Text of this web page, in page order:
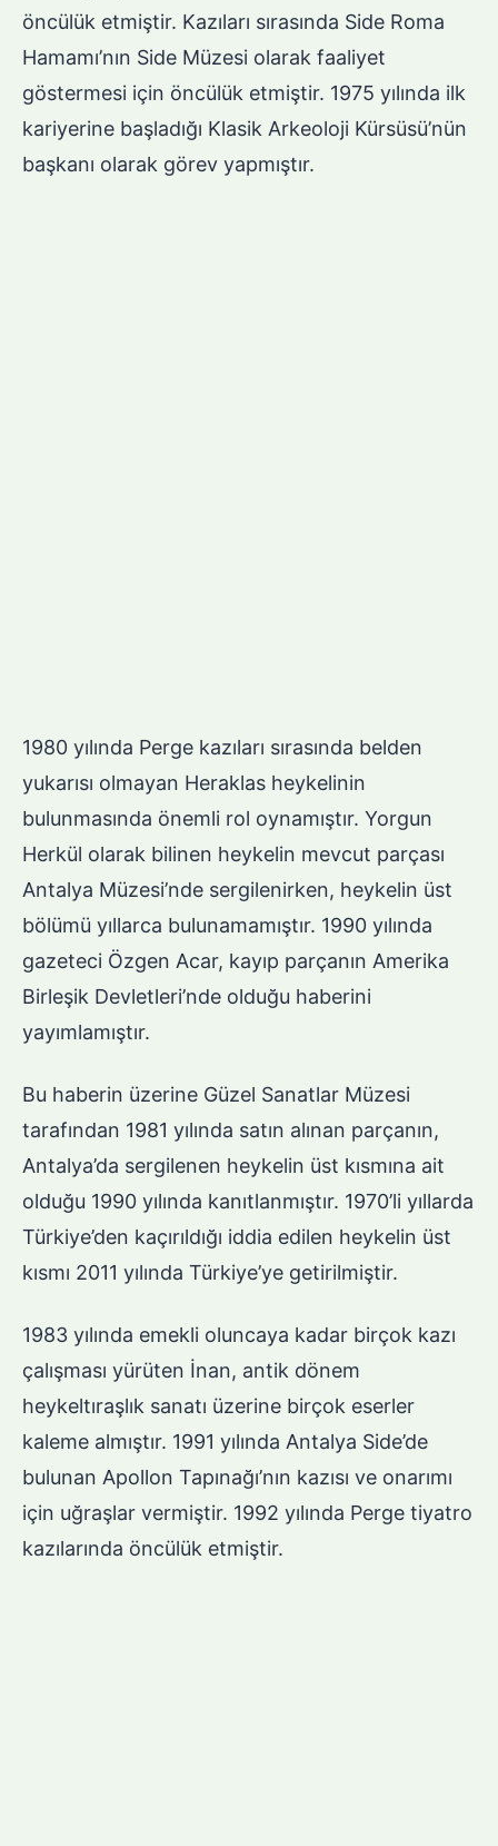
öncülük etmiştir. Kazıları sırasında Side Roma
Hamamı’nın Side Müzesi olarak faaliyet
göstermesi için öncülük etmiştir. 1975 yılında ilk
kariyerine başladığı Klasik Arkeoloji Kürsüsü’nün
başkanı olarak görev yapmıştır.
1980 yılında Perge kazıları sırasında belden
yukarısı olmayan Heraklas heykelinin
bulunmasında önemli rol oynamıştır. Yorgun
Herkül olarak bilinen heykelin mevcut parçası
Antalya Müzesi’nde sergilenirken, heykelin üst
bölümü yıllarca bulunamamıştır. 1990 yılında
gazeteci Özgen Acar, kayıp parçanın Amerika
Birleşik Devletleri’nde olduğu haberini
yayımlamıştır.
Bu haberin üzerine Güzel Sanatlar Müzesi
tarafından 1981 yılında satın alınan parçanın,
Antalya’da sergilenen heykelin üst kısmına ait
olduğu 1990 yılında kanıtlanmıştır. 1970’li yıllarda
Türkiye’den kaçırıldığı iddia edilen heykelin üst
kısmı 2011 yılında Türkiye’ye getirilmiştir.
1983 yılında emekli oluncaya kadar birçok kazı
çalışması yürüten İnan, antik dönem
heykeltıraşlık sanatı üzerine birçok eserler
kaleme almıştır. 1991 yılında Antalya Side’de
bulunan Apollon Tapınağı’nın kazısı ve onarımı
için uğraşlar vermiştir. 1992 yılında Perge tiyatro
kazılarında öncülük etmiştir.